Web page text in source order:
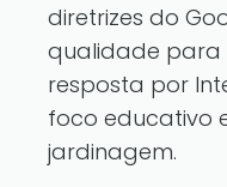
diretrizes do
qualidade para
resposta por
foco educativo
jardinagem.